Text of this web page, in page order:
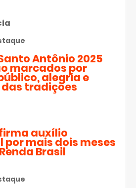
Antônio 2025
marcados por
alegria e
tradições
auxílio
por mais dois meses
Brasil